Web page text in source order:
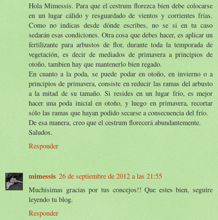
Hola Mimessis. Para que el cestrum florezca bien debe colocarse
en un lugar cálido y resguardado de vientos y corrientes frías.
Como no indicas desde dónde escribes, no se si en tu caso
sedarán esas condiciones. Otra cosa que debes hacer, es aplicar un
fertilizante para arbustos de flor, durante toda la temporada de
vegetación, es decir de mediados de primavera a principios de
otoño, tambien hay que mantenerlo bien regado.
En cuanto a la poda, se puede podar en otoño, en invierno o a
principios de primavera, consiste en reducir las ramas del arbusto
a la mitad de su tamaño. Si resides en un lugar frío, es mejor
hacer una poda inicial en otoño, y luego en primavera, recortar
sólo las ramas que hayan podido secarse a consecuencia del frío.
De esa manera, creo que el cestrum florecerá abundantemente.
Saludos.
Responder
mimessis 26 de septiembre de 2012 a las 21:55
Muchisimas gracias por tus concejos!! Que estes bien, seguire
leyendo tu blog.
Responder